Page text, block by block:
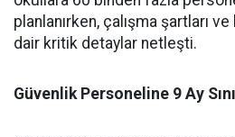
planlanırken, çalışma şartları
dair kritik detaylar netleşti.
Güvenlik Personeline 9 Ay